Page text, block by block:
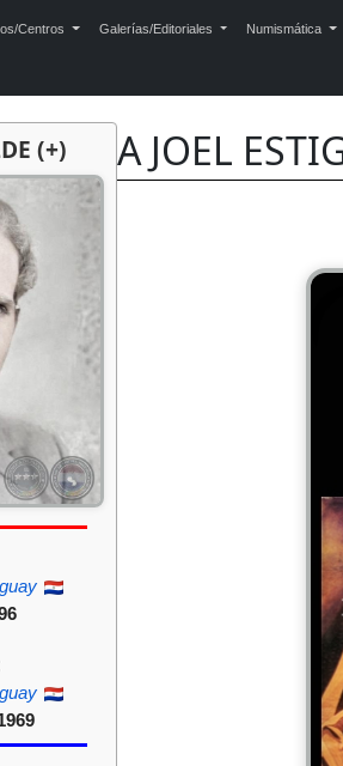
Centros Galerías/Editoriales Numismática
(+) A JOEL